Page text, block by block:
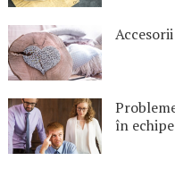
în